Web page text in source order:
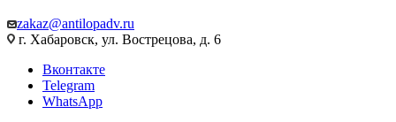
zakaz@antilopadv.ru
г. Хабаровск, ул. Вострецова, д. 6
Вконтакте
Telegram
WhatsApp